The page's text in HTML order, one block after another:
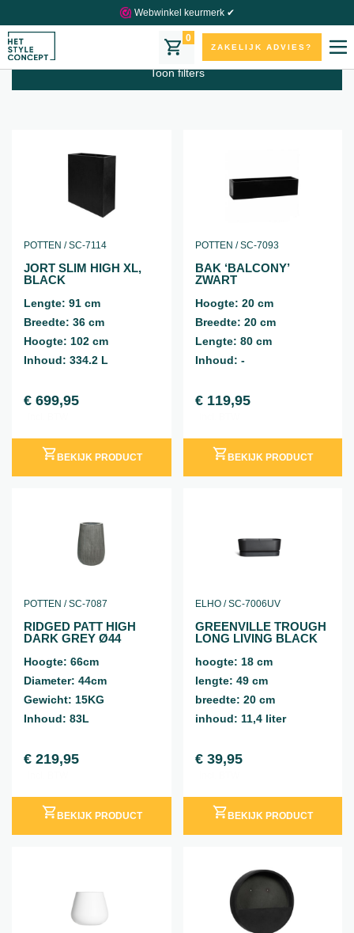
Webwinkel keurmerk ✔
0
ZAKELIJK ADVIES?
Grote potten
Toon filters
POTTEN / SC-7114
JORT SLIM HIGH XL,
BLACK
Lengte: 91 cm
Breedte: 36 cm
Hoogte: 102 cm
Inhoud: 334.2 L
€ 699,95
BEKIJK PRODUCT
POTTEN / SC-7093
BAK ‘BALCONY’
ZWART
Hoogte: 20 cm
Breedte: 20 cm
Lengte: 80 cm
Inhoud: -
€119,95
BEKIJK PRODUCT
POTTEN / SC-7087
RIDGED PATT HIGH
DARK GREY Ø44
Hoogte: 66cm
Diameter: 44cm
Gewicht: 15KG
Inhoud: 83L
€ 219,95
BEKIJK PRODUCT
ELHO / SC-7006UV
GREENVILLE TROUGH
LONG LIVING BLACK
hoogte: 18 cm
lengte: 49 cm
breedte: 20 cm
inhoud: 11,4 liter
€39,95
BEKIJK PRODUCT